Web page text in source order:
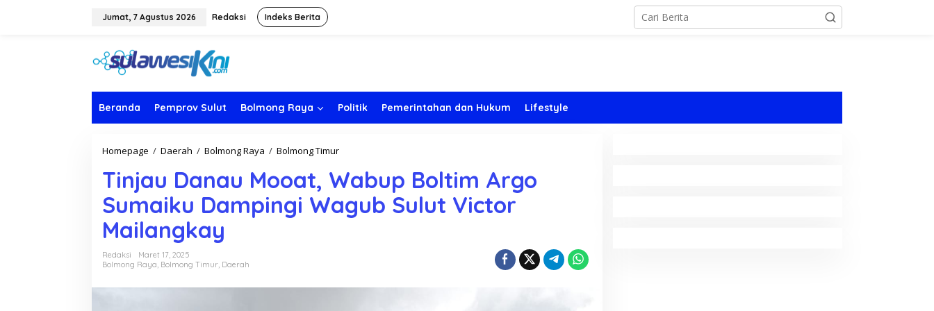
Jumat, 7 Agustus 2026 Redaksi Indeks Berita
Beranda Pemprov Sulut Bolmong Raya Politik Pemerintahan dan Hukum Lifestyle
Homepage / Daerah / Bolmong Raya / Bolmong Timur
n
j
a
u
M
Tinjau Danau Mooat, Wabup Boltim Argo
Sumaiku Dampingi Wagub Sulut Victor
Mailangkay
Redaksi
Maret 17, 2025
Bolmong Raya, Bolmong Timur, Daerah